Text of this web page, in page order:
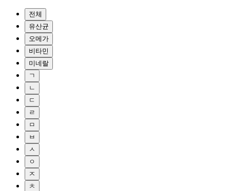
전체
유산균
오메가
비타민
미네랄
ㄱ
ㄴ
ㄷ
ㄹ
ㅁ
ㅂ
ㅅ
ㅇ
ㅈ
ㅊ